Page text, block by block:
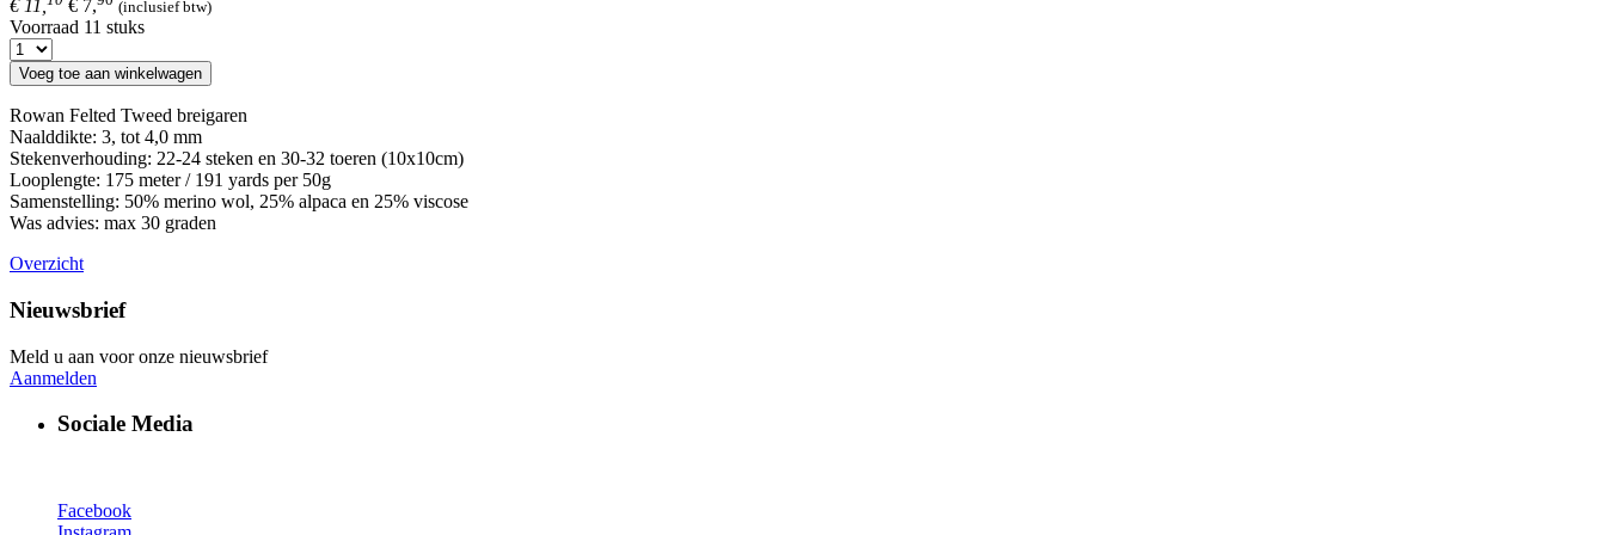
€ 11, € 7, (inclusief btw)
Voorraad 11 stuks
Voeg toe aan winkelwagen
Rowan Felted Tweed breigaren
Naalddikte: 3, tot 4,0 mm
Stekenverhouding: 22-24 steken en 30-32 toeren (10x10cm)
Looplengte: 175 meter / 191 yards per 50g
Samenstelling: 50% merino wol, 25% alpaca en 25% viscose
Was advies: max 30 graden
Overzicht
Nieuwsbrief
Meld u aan voor onze nieuwsbrief
Aanmelden
Sociale Media
Facebook